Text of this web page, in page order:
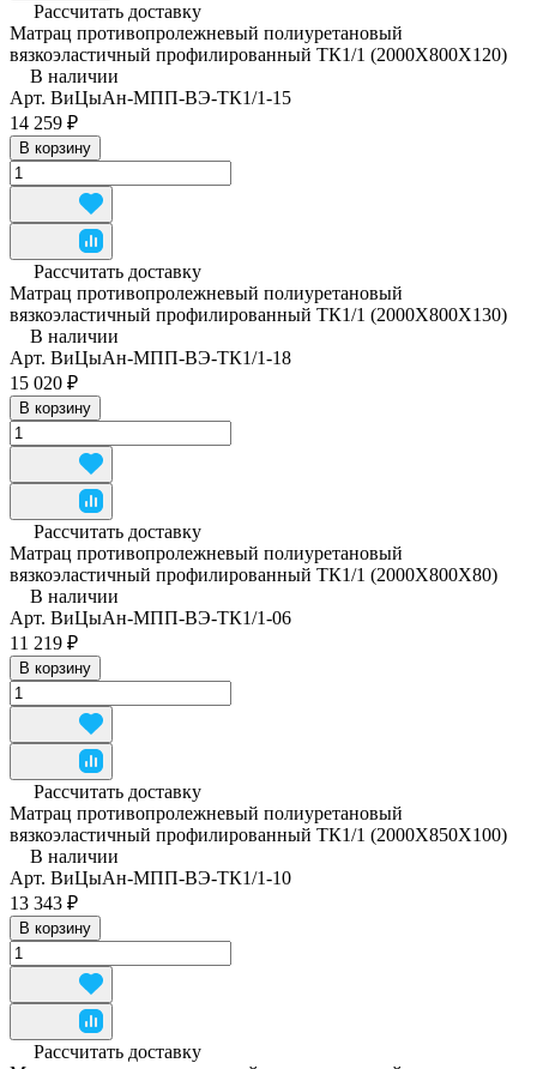
Рассчитать доставку
Матрац противопролежневый полиуретановый
вязкоэластичный профилированный ТК1/1 (2000Х800Х120)
В наличии
Арт. ВиЦыАн-МПП-ВЭ-ТК1/1-15
14 259 ₽
В корзину
Рассчитать доставку
Матрац противопролежневый полиуретановый
вязкоэластичный профилированный ТК1/1 (2000Х800Х130)
В наличии
Арт. ВиЦыАн-МПП-ВЭ-ТК1/1-18
15 020 ₽
В корзину
Рассчитать доставку
Матрац противопролежневый полиуретановый
вязкоэластичный профилированный ТК1/1 (2000Х800Х80)
В наличии
Арт. ВиЦыАн-МПП-ВЭ-ТК1/1-06
11 219 ₽
В корзину
Рассчитать доставку
Матрац противопролежневый полиуретановый
вязкоэластичный профилированный ТК1/1 (2000Х850Х100)
В наличии
Арт. ВиЦыАн-МПП-ВЭ-ТК1/1-10
13 343 ₽
В корзину
Рассчитать доставку